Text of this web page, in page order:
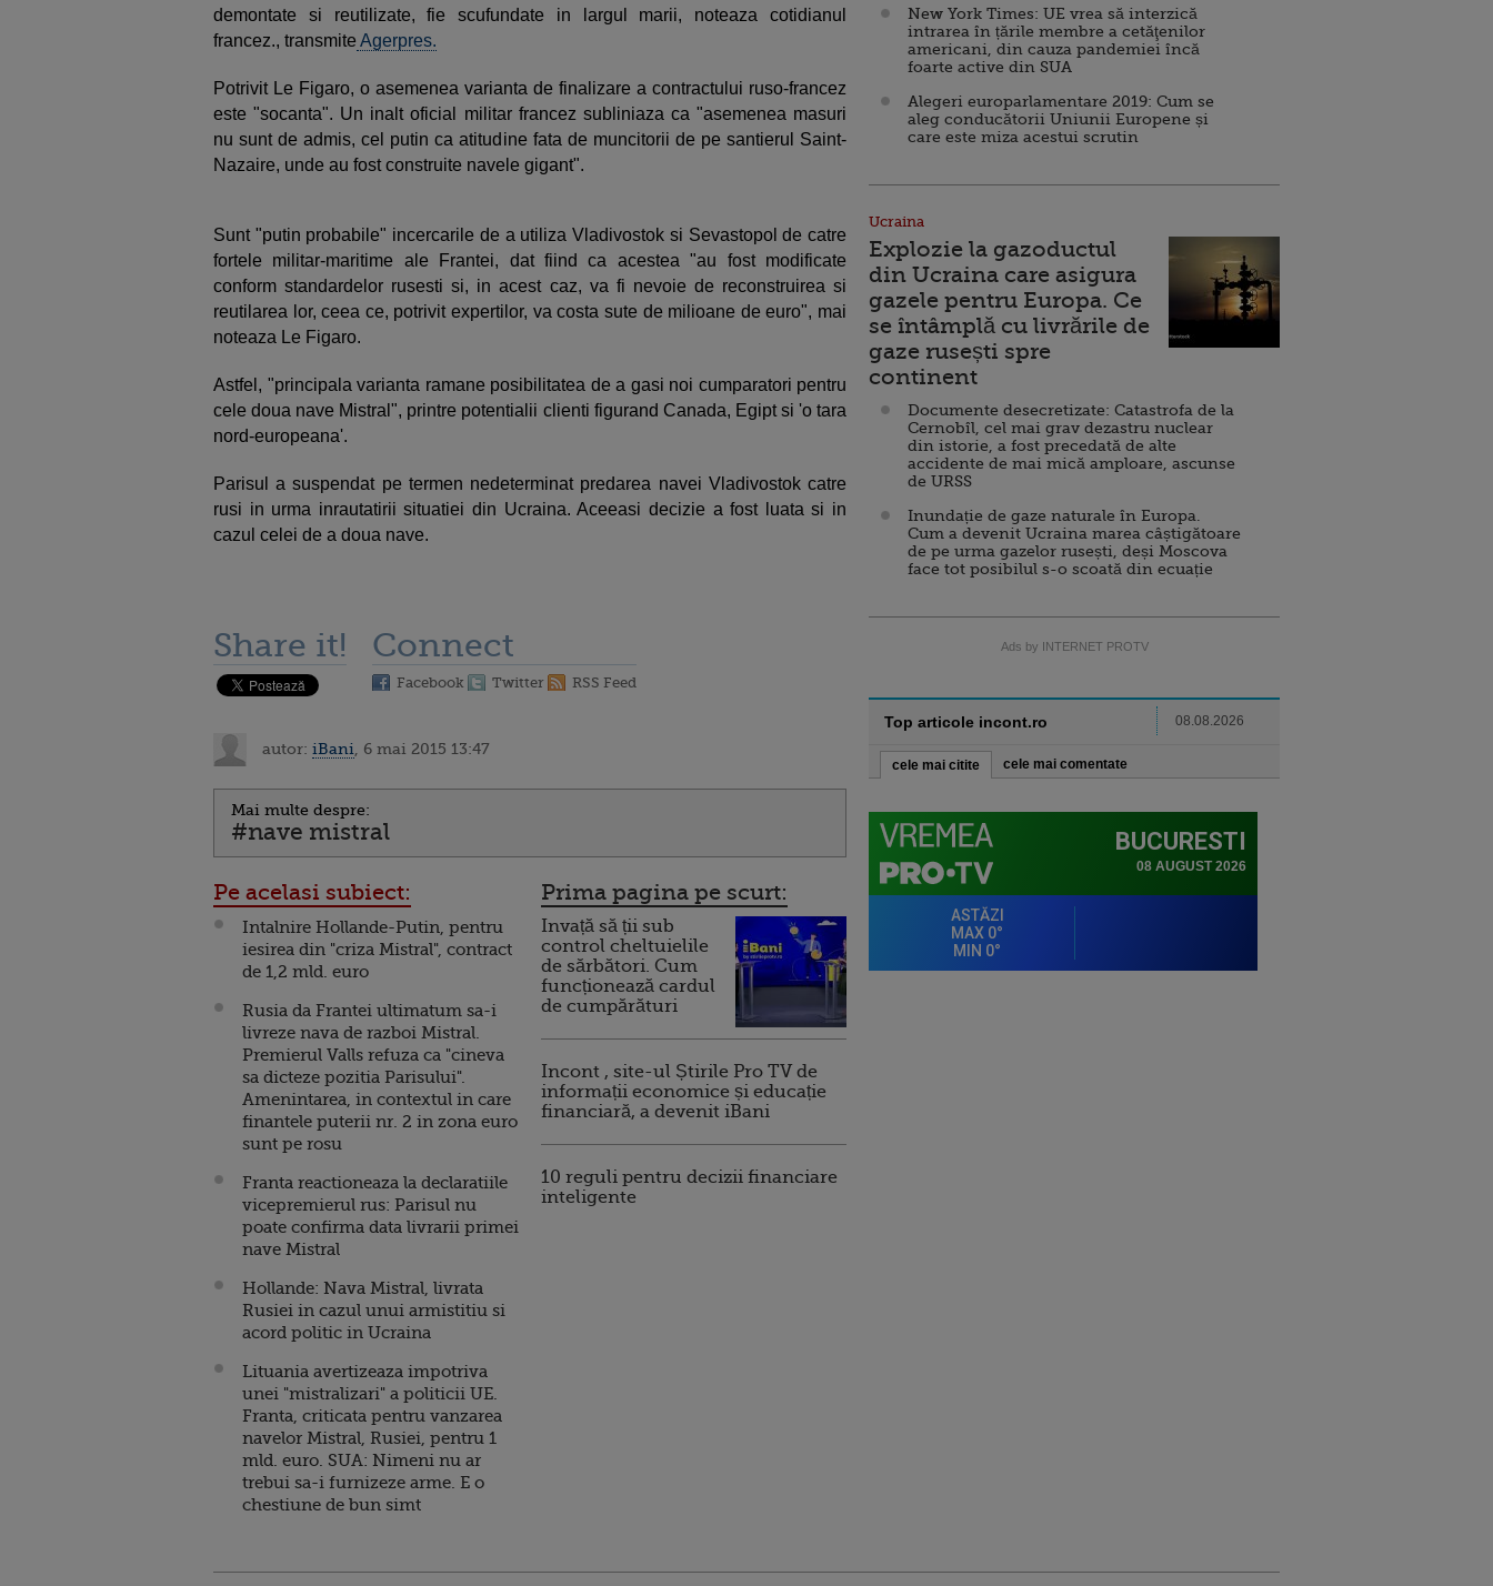
demontate si reutilizate, fie scufundate in largul marii, noteaza cotidianul
francez., transmite Agerpres.
Potrivit Le Figaro, o asemenea varianta de finalizare a contractului ruso-francez
este "socanta". Un inalt oficial militar francez subliniaza ca "asemenea masuri
nu sunt de admis, cel putin ca atitudine fata de muncitorii de pe santierul Saint-
Nazaire, unde au fost construite navele gigant".
Sunt "putin probabile" incercarile de a utiliza Vladivostok si Sevastopol de catre
fortele militar-maritime ale Frantei, dat fiind ca acestea "au fost modificate
conform standardelor rusesti si, in acest caz, va fi nevoie de reconstruirea si
reutilarea lor, ceea ce, potrivit expertilor, va costa sute de milioane de euro", mai
noteaza Le Figaro.
Astfel, "principala varianta ramane posibilitatea de a gasi noi cumparatori pentru
cele doua nave Mistral", printre potentialii clienti figurand Canada, Egipt si 'o tara
nord-europeana'.
Parisul a suspendat pe termen nedeterminat predarea navei Vladivostok catre
rusi in urma inrautatirii situatiei din Ucraina. Aceeasi decizie a fost luata si in
cazul celei de a doua nave.
Share it! Connect
Facebook Twitter RSS Feed
autor: iBani , 6 mai 2015 13:47
Mai multe despre:
#nave mistral
Pe acelasi subiect:
Intalnire Hollande-Putin, pentru
iesirea din "criza Mistral", contract
de 1,2 mld. euro
Rusia da Frantei ultimatum sa-i
livreze nava de razboi Mistral.
Premierul Valls refuza ca "cineva
sa dicteze pozitia Parisului".
Amenintarea, in contextul in care
finantele puterii nr. 2 in zona euro
sunt pe rosu
Franta reactioneaza la declaratiile
vicepremierul rus: Parisul nu
poate confirma data livrarii primei
nave Mistral
Hollande: Nava Mistral, livrata
Rusiei in cazul unui armistitiu si
acord politic in Ucraina
Lituania avertizeaza impotriva
unei "mistralizari" a politicii UE.
Franta, criticata pentru vanzarea
navelor Mistral, Rusiei, pentru 1
mld. euro. SUA: Nimeni nu ar
trebui sa-i furnizeze arme. E o
chestiune de bun simt
Prima pagina pe scurt:
Invață să ții sub
control cheltuielile
de sărbători. Cum
funcționează cardul
de cumpărături
Incont , site-ul Știrile Pro TV de
informații economice și educație
financiară, a devenit iBani
10 reguli pentru decizii financiare
inteligente
New York Times: UE vrea să interzică
intrarea în țările membre a cetăţenilor
americani, din cauza pandemiei încă
foarte active din SUA
Alegeri europarlamentare 2019: Cum se
aleg conducătorii Uniunii Europene și
care este miza acestui scrutin
Ucraina
Explozie la gazoductul
din Ucraina care asigura
gazele pentru Europa. Ce
se întâmplă cu livrările de
gaze rusești spre
continent
Documente desecretizate: Catastrofa de la
Cernobîl, cel mai grav dezastru nuclear
din istorie, a fost precedată de alte
accidente de mai mică amploare, ascunse
de URSS
Inundație de gaze naturale în Europa.
Cum a devenit Ucraina marea câștigătoare
de pe urma gazelor rusești, deși Moscova
face tot posibilul s-o scoată din ecuație
Ads by INTERNET PROTV
Top articole incont.ro 08.08.2026
cele mai citite cele mai comentate